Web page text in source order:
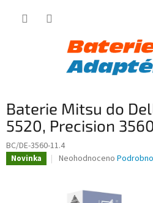
Baterie Mitsu do
5520, Precision 3560
BC/DE-3560-11.4
Novinka
Průměrné
Neohodnoceno